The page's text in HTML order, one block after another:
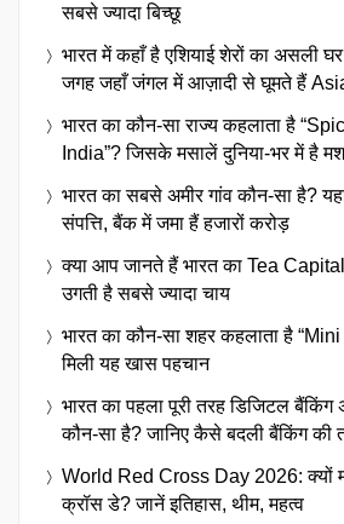
सबसे ज्यादा बिच्छू
भारत में कहाँ है एशियाई शेरों का असली
जगह जहाँ जंगल में आज़ादी से घूमते हैं
भारत का कौन-सा राज्य कहलाता है
India”? जिसके मसालें दुनिया-भर में है
भारत का सबसे अमीर गांव कौन-सा है?
संपत्ति, बैंक में जमा हैं हजारों करोड़
क्या आप जानते हैं भारत का Tea Capital
उगती है सबसे ज्यादा चाय
भारत का कौन-सा शहर कहलाता है “Mini
मिली यह खास पहचान
भारत का पहला पूरी तरह डिजिटल बैंकिंग
कौन-सा है? जानिए कैसे बदली बैंकिंग की
World Red Cross Day 2026: क्यों
क्रॉस डे? जानें इतिहास, थीम, महत्व